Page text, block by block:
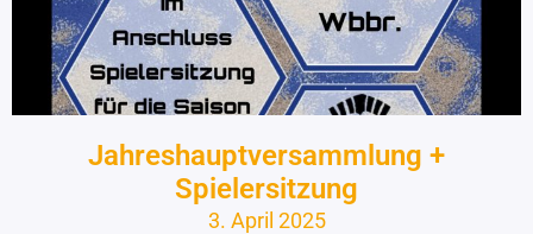
Jahreshauptversammlung +
Spielersitzung
3. April 2025